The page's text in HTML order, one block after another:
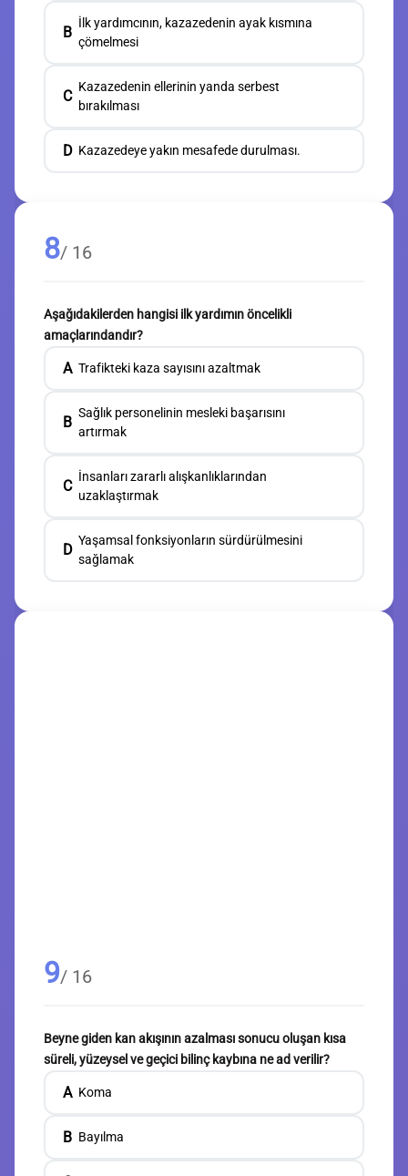
B
İlk yardımcının, kazazedenin ayak kısmına
çömelmesi
C
Kazazedenin ellerinin yanda serbest
bırakılması
D Kazazedeye yakın mesafede durulması.
8/ 16
Aşağıdakilerden hangisi ilk yardımın öncelikli
amaçlarındandır?
A Trafikteki kaza sayısını azaltmak
B
Sağlık personelinin mesleki başarısını
artırmak
C
İnsanları zararlı alışkanlıklarından
uzaklaştırmak
D
Yaşamsal fonksiyonların sürdürülmesini
sağlamak
9/ 16
Beyne giden kan akışının azalması sonucu oluşan kısa
süreli, yüzeysel ve geçici bilinç kaybına ne ad verilir?
A Koma
B Bayılma